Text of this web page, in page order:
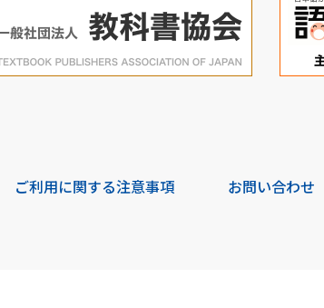
ご利用に関する注意事項 お問い合わせ